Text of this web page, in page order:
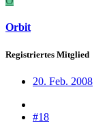
Orbit
Registriertes Mitglied
20. Feb. 2008
#18